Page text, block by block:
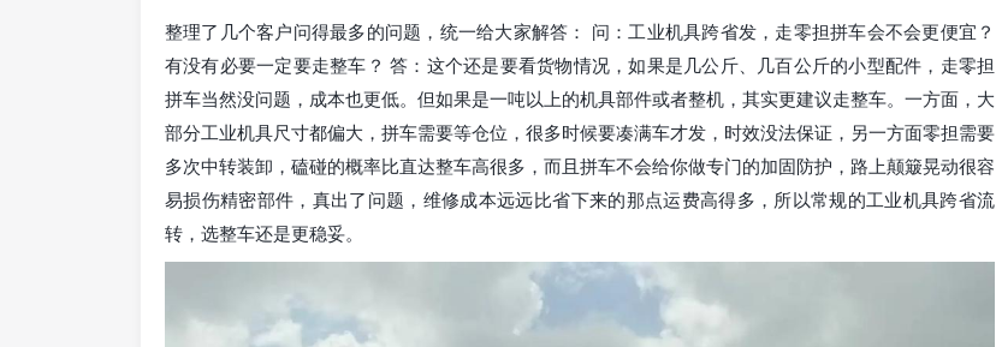
整理了几个客户问得最多的问题，统一给大家解答： 问：工业机具跨省发，走零担拼车会不会更便宜？
有没有必要一定要走整车？ 答：这个还是要看货物情况，如果是几公斤、几百公斤的小型配件，走零担
拼车当然没问题，成本也更低。但如果是一吨以上的机具部件或者整机，其实更建议走整车。一方面，大
部分工业机具尺寸都偏大，拼车需要等仓位，很多时候要凑满车才发，时效没法保证，另一方面零担需要
多次中转装卸，磕碰的概率比直达整车高很多，而且拼车不会给你做专门的加固防护，路上颠簸晃动很容
易损伤精密部件，真出了问题，维修成本远远比省下来的那点运费高得多，所以常规的工业机具跨省流
转，选整车还是更稳妥。